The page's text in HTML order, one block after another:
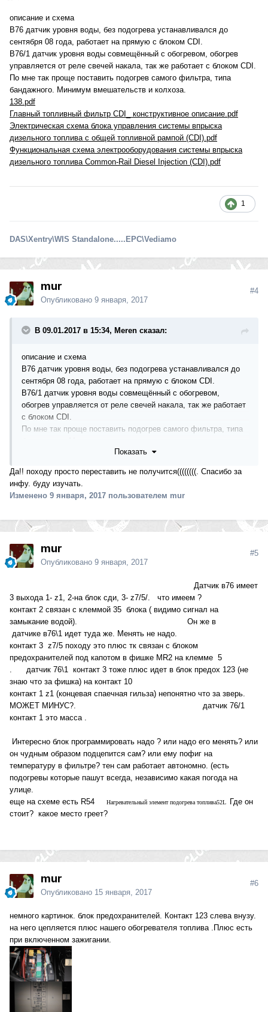
описание и схема
B76 датчик уровня воды, без подогрева устанавливался до
сентября 08 года, работает на прямую с блоком CDI.
B76/1 датчик уровня воды совмещённый с обогревом, обогрев
управляется от реле свечей накала, так же работает с блоком CDI.
По мне так проще поставить подогрев самого фильтра, типа
бандажного. Минимум вмешательств и колхоза.
138.pdf
Главный топливный фильтр CDI_ конструктивное описание.pdf
Электрическая схема блока управления системы впрыска
дизельного топлива с общей топливной рампой (CDI).pdf
Функциональная схема электрооборудования системы впрыска
дизельного топлива Common-Rail Diesel Injection (CDI).pdf
1
DAS\Xentry\WIS Standalone.....EPC\Vediamo
mur
Опубликовано 9 января, 2017
#4
В 09.01.2017 в 15:34, Meren сказал:
описание и схема
B76 датчик уровня воды, без подогрева устанавливался до
сентября 08 года, работает на прямую с блоком CDI.
B76/1 датчик уровня воды совмещённый с обогревом,
обогрев управляется от реле свечей накала, так же работает
с блоком CDI.
По мне так проще поставить подогрев самого фильтра, типа
138.pdf
Недоступно
Электрическая схема блока управления системы впрыска дизельного топлива с общей топливной рампой (CDI).pdf
Недоступно
Недоступно
Показать
Да!! походу просто переставить не получится((((((((. Спасибо за
инфу. буду изучать.
Изменено 9 января, 2017 пользователем mur
mur
Опубликовано 9 января, 2017
#5
Датчик в76 имеет
3 выхода 1- z1, 2-на блок сди, 3- z7/5/. что имеем ?
контакт 2 связан с клеммой 35 блока ( видимо сигнал на
замыкание водой). Он же в
датчике в76\1 идет туда же. Менять не надо.
контакт 3 z7/5 походу это плюс тк связан с блоком
предохранителей под капотом в фишке MR2 на клемме 5
. датчик 76\1 контакт 3 тоже плюс идет в блок предох 123 (не
знаю что за фишка) на контакт 10
контакт 1 z1 (концевая спаечная гильза) непонятно что за зверь.
МОЖЕТ МИНУС?. датчик 76/1
контакт 1 это масса .
Интересно блок программировать надо ? или надо его менять? или
он чудным образом подцепится сам? или ему пофиг на
температуру в фильтре? тен сам работает автономно. (есть
подогревы которые пашут всегда, независимо какая погода на
улице.
еще на схеме есть R54
Нагревательный элемент подогрева топлива52L
Где он
стоит? какое место греет?
mur
Опубликовано 15 января, 2017
#6
немного картинок. блок предохранителей. Контакт 123 слева внузу.
на него цепляется плюс нашего обогревателя топлива .Плюс есть
при включенном зажигании.